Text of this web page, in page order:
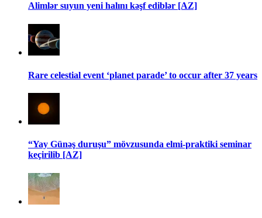
Alimlər suyun yeni halını kəşf ediblər [AZ]
Rare celestial event ‘planet parade’ to occur after 37 years
“Yay Günəş duruşu” mövzusunda elmi-praktiki seminar
keçirilib [AZ]